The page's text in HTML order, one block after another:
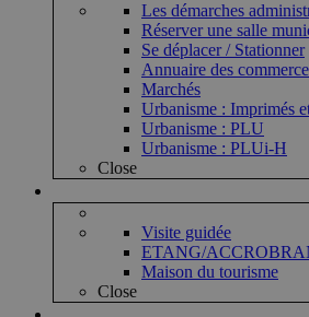
Les démarches
Réserver une salle
Se déplacer / Stationner
Annuaire des
Marchés
Urbanisme : Imprimés
Urbanisme : PLU
Urbanisme : PLUi-H
Close
Visite guidée
ETANG/
Maison du tourisme
Close